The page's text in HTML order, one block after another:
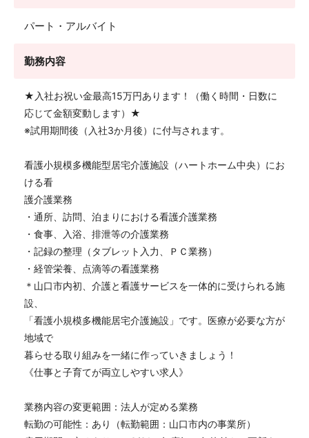
パート・アルバイト
勤務内容
★入社お祝い金最高15万円あります！（働く時間・日数に
応じて金額変動します）★
※試用期間後（入社3か月後）に付与されます。
看護小規模多機能型居宅介護施設（ハートホーム中央）にお
ける看
護介護業務
・通所、訪問、泊まりにおける看護介護業務
・食事、入浴、排泄等の介護業務
・記録の整理（タブレット入力、ＰＣ業務）
・経管栄養、点滴等の看護業務
＊山口市内初、介護と看護サービスを一体的に受けられる施
設、
「看護小規模多機能居宅介護施設」です。医療が必要な方が
地域で
暮らせる取り組みを一緒に作っていきましょう！
《仕事と子育てが両立しやすい求人》
業務内容の変更範囲：法人が定める業務
転勤の可能性：あり（転勤範囲：山口市内の事業所）